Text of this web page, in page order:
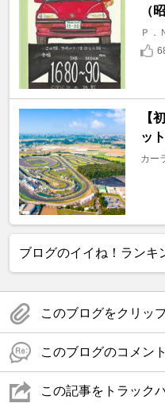
（
Ｐ．
【
ッ
カー
ブログのイイね！ランキ
このブログをクリッ
このブログのコメン
この記事をトラック